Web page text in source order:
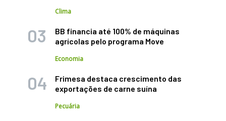
Clima
BB financia até 100% de máquinas
agrícolas pelo programa Move
Economia
Frimesa destaca crescimento das
exportações de carne suína
Pecuária